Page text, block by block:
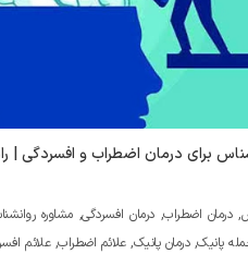
برای درمان اضطراب و افسردگی |
درمان اضطراب, درمان افسردگی, مشاوره
پانیک, درمان پانیک, علائم اضطراب,